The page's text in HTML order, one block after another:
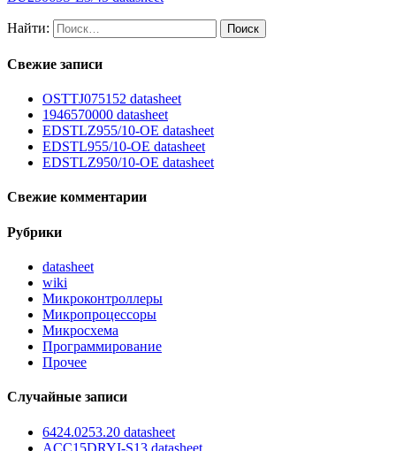
Найти:
Свежие записи
OSTTJ075152 datasheet
1946570000 datasheet
EDSTLZ955/10-OE datasheet
EDSTL955/10-OE datasheet
EDSTLZ950/10-OE datasheet
Свежие комментарии
Рубрики
datasheet
wiki
Микроконтроллеры
Микропроцессоры
Микросхема
Программирование
Прочее
Случайные записи
6424.0253.20 datasheet
ACC15DRYI-S13 datasheet